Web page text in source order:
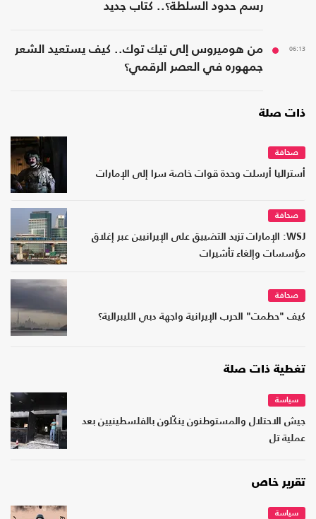
رسم حدود السلطة؟.. كتاب جديد
06:13
من هوميروس إلى تيك توك.. كيف يستعيد الشعر
جمهوره في العصر الرقمي؟
ذات صلة
صحافة
أستراليا أرسلت وحدة قوات خاصة سرا إلى الإمارات
صحافة
WSJ: الإمارات تزيد التضييق على الإيرانيين عبر إغلاق
مؤسسات وإلغاء تأشيرات
صحافة
كيف "حطمت" الحرب الإيرانية واجهة دبي الليبرالية؟
تغطية ذات صلة
سياسة
جيش الاحتلال والمستوطنون ينكّلون بالفلسطينيين بعد
عملية تل
تقرير خاص
سياسة